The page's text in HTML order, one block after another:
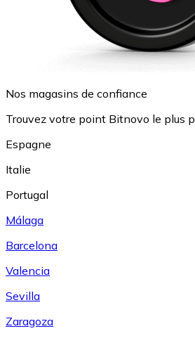
Nos magasins de confiance
Trouvez votre point Bitnovo le plus
Espagne
Italie
Portugal
Málaga
Barcelona
Valencia
Sevilla
Zaragoza